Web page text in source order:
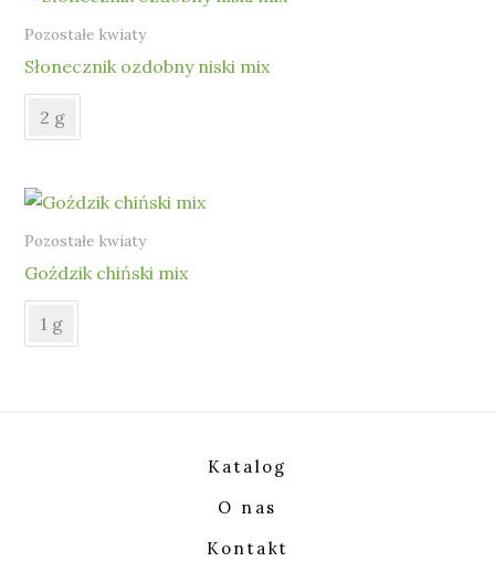
Pozostałe kwiaty
Słonecznik ozdobny niski mix
2 g
Pozostałe kwiaty
Goździk chiński mix
1 g
Katalog
O nas
Kontakt